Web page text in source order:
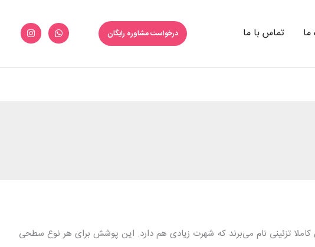
ما تماس با ما درخواست مشاوره رایگان
تزئینی نام می‌برند که شهرت زیادی هم دارد. این پوشش برای هر نوع سطحی